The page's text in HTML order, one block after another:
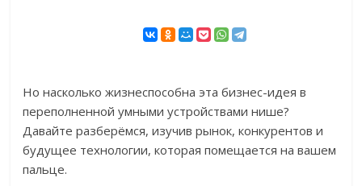
Но насколько жизнеспособна эта бизнес-идея в
переполненной умными устройствами нише?
Давайте разберёмся, изучив рынок, конкурентов и
будущее технологии, которая помещается на вашем
пальце.